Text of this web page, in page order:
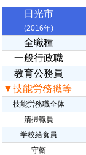
日光市
(2016年)
全職種
一般行政職
教育公務員
▼技能労務職等
技能労務職全体
清掃職員
学校給食員
守衛